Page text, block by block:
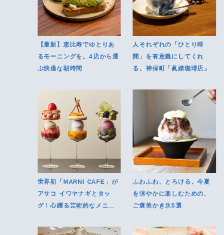
【最新】恵比寿でゆとりあ
るモーニングを。4店から選
ぶ快適な朝時間
人それぞれの「ひとり時
間」を有意義にしてくれ
る。神保町「眞踏珈琲店」
世界初「MARNI CAFE」が
アサコ イワヤナギとタッ
グ！心躍る芸術的なメニュ
ふわふわ、とろける。今夏
を涼やかに楽しむための、
ご褒美かき氷5選